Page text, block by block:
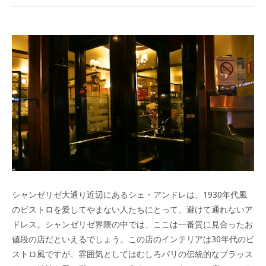
シャンゼリゼ大通り近辺にあるシェ・アンドレは、1930年代風
のビストロを愛してやまない人たちにとって、避けて通れないア
ドレス。シャンゼリゼ界隈の中では、ここは一番質に見合ったお
値段の店だといえるでしょう。この店のインテリアは30年代のビ
ストロ風ですが、雰囲気としてはむしろパリの伝統的なブラッス